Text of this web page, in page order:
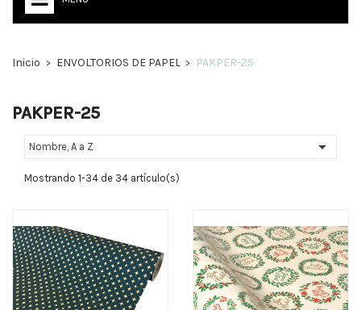
Inicio ENVOLTORIOS DE PAPEL PAKPER-25
PAKPER-25
Nombre, A a Z 
Mostrando 1-34 de 34 artículo(s)